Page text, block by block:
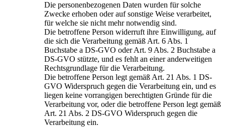
Die personenbezogenen Daten wurden für solche
Zwecke erhoben oder auf sonstige Weise verarbeitet,
für welche sie nicht mehr notwendig sind.
Die betroffene Person widerruft ihre Einwilligung, auf
die sich die Verarbeitung gemäß Art. 6 Abs. 1
Buchstabe a DS-GVO oder Art. 9 Abs. 2 Buchstabe a
DS-GVO stützte, und es fehlt an einer anderweitigen
Rechtsgrundlage für die Verarbeitung.
Die betroffene Person legt gemäß Art. 21 Abs. 1 DS-
GVO Widerspruch gegen die Verarbeitung ein, und es
liegen keine vorrangigen berechtigten Gründe für die
Verarbeitung vor, oder die betroffene Person legt gemäß
Art. 21 Abs. 2 DS-GVO Widerspruch gegen die
Verarbeitung ein.